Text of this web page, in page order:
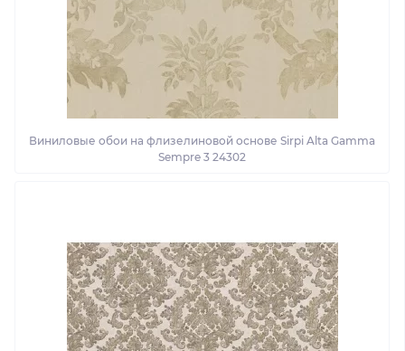
Виниловые обои на флизелиновой основе Sirpi Alta Gamma
Sempre 3 24302